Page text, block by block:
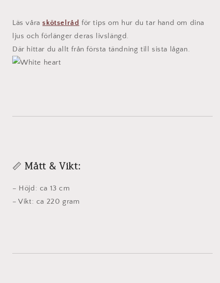
Läs våraskötselråd för tips om hur du tar hand om dina
ljus och förlänger deras livslängd.
Där hittar du allt från första tändning till sista lågan.
📏Mått & Vikt:
– Höjd: ca 13 cm
– Vikt: ca 220 gram